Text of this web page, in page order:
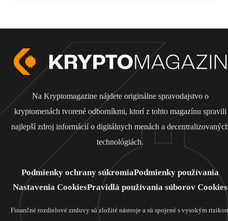
Na Kryptomagazine nájdete originálne spravodajstvo o
kryptomenách tvorené odborníkmi, ktorí z tohto magazínu spravili
najlepší zdroj informácií o digitálnych menách a
technológiách.
Podmienky ochrany súkromiaPodmienky používania
Nastavenia CookiesPravidlá používania súborov Cookies
Finančné rozdielové zmluvy sú zložité nástroje a sú spojené s vysokým